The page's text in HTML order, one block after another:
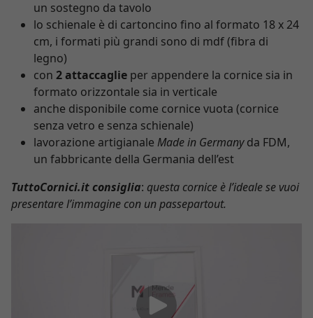
un sostegno da tavolo
lo schienale è di cartoncino fino al formato 18 x 24
cm, i formati più grandi sono di mdf (fibra di
legno)
con 2 attaccaglie per appendere la cornice sia in
formato orizzontale sia in verticale
anche disponibile come cornice vuota (cornice
senza vetro e senza schienale)
lavorazione artigianale Made in Germanyda FDM,
un fabbricante della Germania dell’est
TuttoCornici.it consiglia: questa cornice è l’ideale se vuoi
presentare l’immagine con un passepartout.